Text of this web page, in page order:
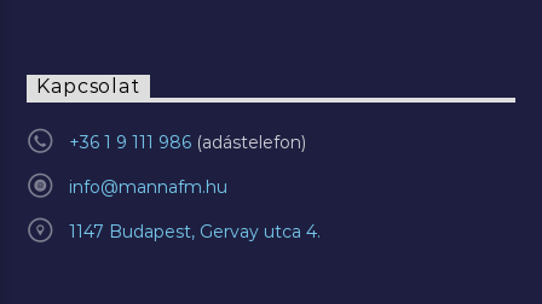
Kapcsolat
+36 1 9 111 986
info@mannafm.hu
1147 Budapest, Gervay utca 4.